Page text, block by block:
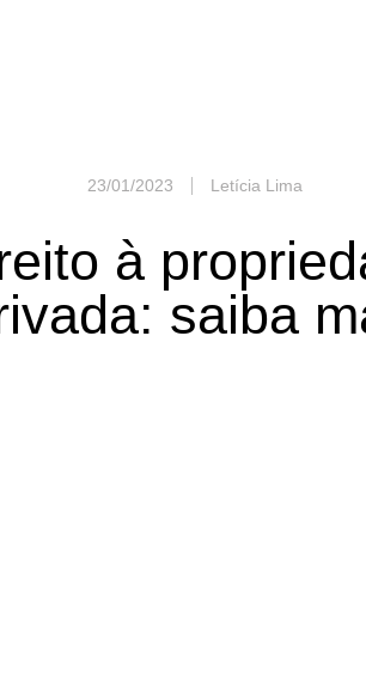
23/01/2023 Letícia Lima
à
saiba